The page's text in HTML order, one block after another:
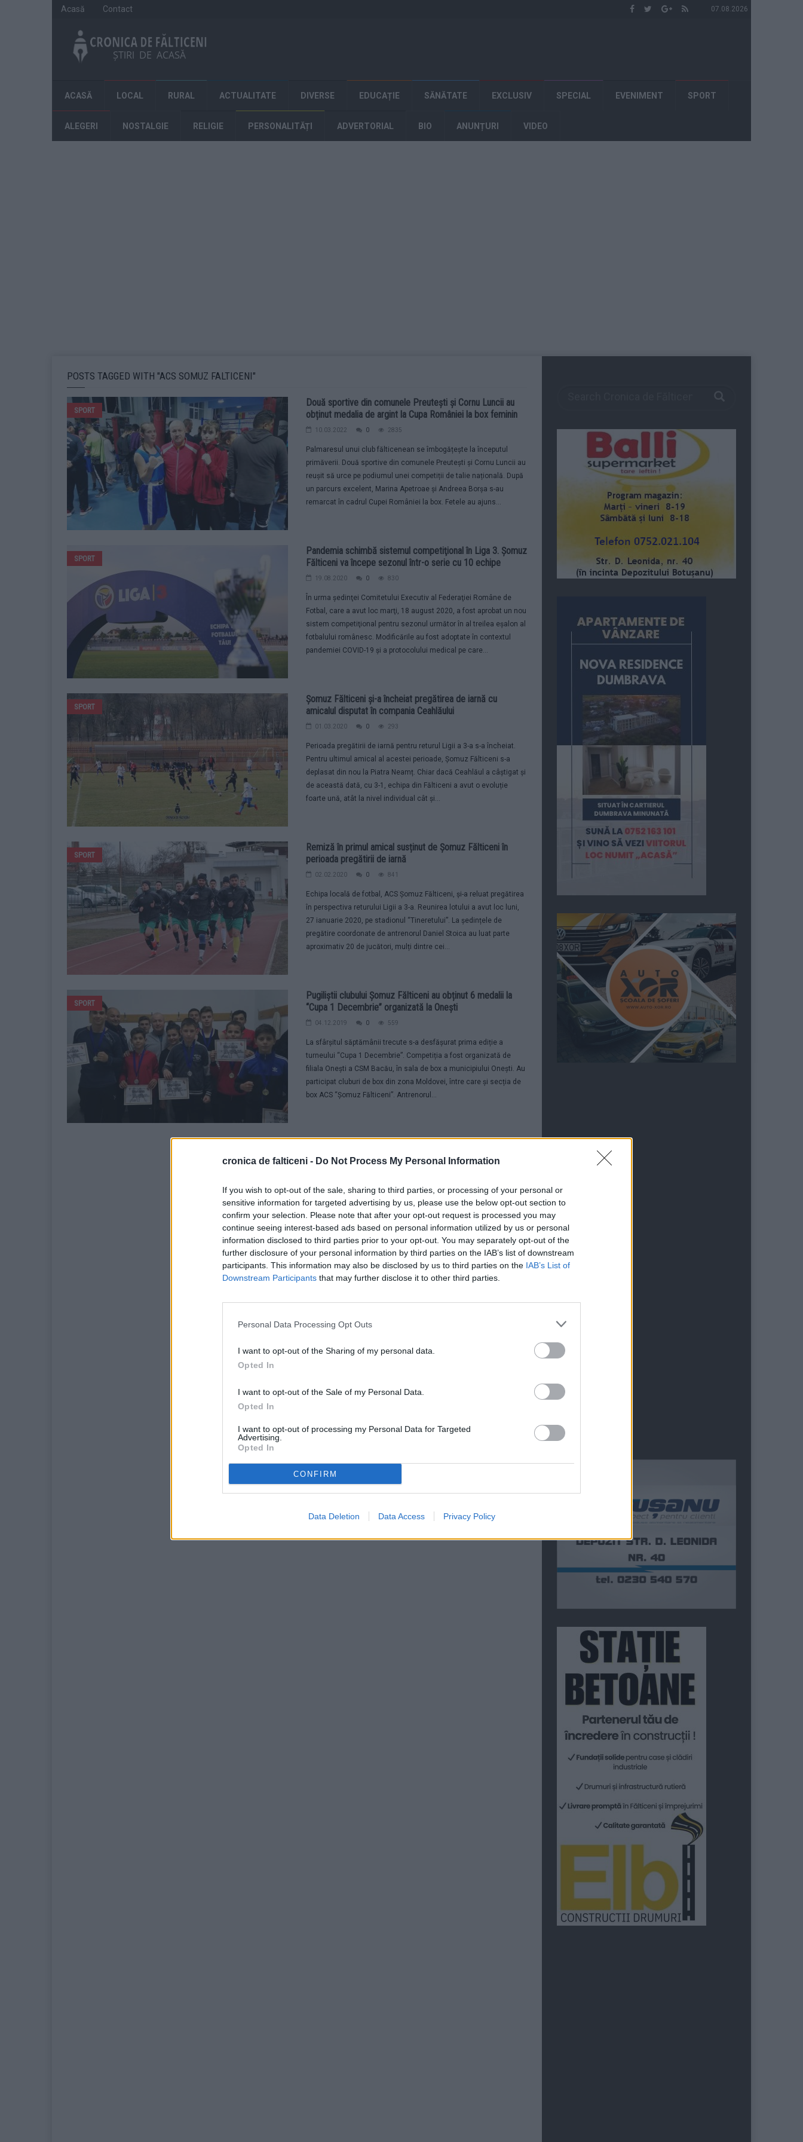
cronica de falticeni - Do Not Process My Personal Information
If you wish to opt-out of the sale, sharing to third parties, or processing of your personal or
sensitive information for targeted advertising by us, please use the below opt-out section to
confirm your selection. Please note that after your opt-out request is processed you may
continue seeing interest-based ads based on personal information utilized by us or personal
information disclosed to third parties prior to your opt-out. You may separately opt-out of the
further disclosure of your personal information by third parties on the IAB’s list of downstream
participants. This information may also be disclosed by us to third parties on the IAB’s List of
Downstream Participants that may further disclose it to other third parties.
Personal Data Processing Opt Outs
I want to opt-out of the Sharing of my personal data.
Opted In
I want to opt-out of the Sale of my Personal Data.
Opted In
I want to opt-out of processing my Personal Data for Targeted
Advertising.
Opted In
CONFIRM
Data Deletion Data Access Privacy Policy
07.08.2026
Acasă Contact
ACASĂ LOCAL RURAL ACTUALITATE DIVERSE EDUCAȚIE SĂNĂTATE EXCLUSIV SPECIAL EVENIMENT SPORT
ALEGERI NOSTALGIE RELIGIE PERSONALITĂȚI ADVERTORIAL BIO ANUNȚURI VIDEO
POSTS TAGGED WITH "ACS SOMUZ FALTICENI"
SPORT
Două sportive din comunele Preutești și Cornu Luncii au
obținut medalia de argint la Cupa României la box feminin
10.03.2022 0 2835
Palmaresul unui club fălticenean se îmbogățește la începutul
primăverii. Două sportive din comunele Preutești și Cornu Luncii au
reușit să urce pe podiumul unei competiții de talie națională. După
un parcurs excelent, Marina Apetroae şi Andreea Borşa s-au
remarcat în cadrul Cupei României la box. Fetele au ajuns...
SPORT
Pandemia schimbă sistemul competiţional în Liga 3. Şomuz
Fălticeni va începe sezonul într-o serie cu 10 echipe
19.08.2020 0 830
În urma şedinţei Comitetului Executiv al Federaţiei Române de
Fotbal, care a avut loc marţi, 18 august 2020, a fost aprobat un nou
sistem competiţional pentru sezonul următor în al treilea eșalon al
fotbalului românesc. Modificările au fost adoptate în contextul
pandemiei COVID-19 și a protocolului medical pe care...
SPORT
Șomuz Fălticeni și-a încheiat pregătirea de iarnă cu
amicalul disputat în compania Ceahlăului
01.03.2020 0 293
Perioada pregătirii de iarnă pentru returul Ligii a 3-a s-a încheiat.
Pentru ultimul amical al acestei perioade, Șomuz Fălticeni s-a
deplasat din nou la Piatra Neamț. Chiar dacă Ceahlăul a câștigat și
de această dată, cu 3-1, echipa din Fălticeni a avut o evoluție
foarte ună, atât la nivel individual cât și...
SPORT
Remiză în primul amical susținut de Șomuz Fălticeni în
perioada pregătirii de iarnă
02.02.2020 0 841
Echipa locală de fotbal, ACS Șomuz Fălticeni, și-a reluat pregătirea
în perspectiva returului Ligii a 3-a. Reunirea lotului a avut loc luni,
27 ianuarie 2020, pe stadionul “Tineretului”. La ședințele de
pregătire coordonate de antrenorul Daniel Stoica au luat parte
aproximativ 20 de jucători, mulți dintre cei...
SPORT
Pugiliștii clubului Șomuz Fălticeni au obținut 6 medalii la
“Cupa 1 Decembrie” organizată la Onești
04.12.2019 0 559
La sfârșitul săptămânii trecute s-a desfășurat prima ediție a
turneului “Cupa 1 Decembrie”. Competiția a fost organizată de
filiala Onești a CSM Bacău, în sala de box a municipiului Onești. Au
participat cluburi de box din zona Moldovei, între care și secția de
box ACS “Șomuz Fălticeni”. Antrenorul...